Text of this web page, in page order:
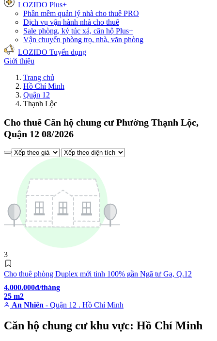
LOZIDO Plus+
Phần mềm quản lý nhà cho thuê PRO
Dịch vụ vận hành nhà cho thuê
Sale phòng, ký túc xá, căn hộ Plus+
Vận chuyển phòng trọ, nhà, văn phòng
LOZIDO Tuyển dụng
Giới thiệu
Trang chủ
Hồ Chí Minh
Quận 12
Thạnh Lộc
Cho thuê Căn hộ chung cư Phường Thạnh Lộc,
Quận 12 08/2026
3
Cho thuê phòng Duplex mới tinh 100% gần Ngã tư Ga, Q.12
4.000.000đ/tháng
25 m2
An Nhiên - Quận 12 . Hồ Chí Minh
Căn hộ chung cư khu vực: Hồ Chí Minh